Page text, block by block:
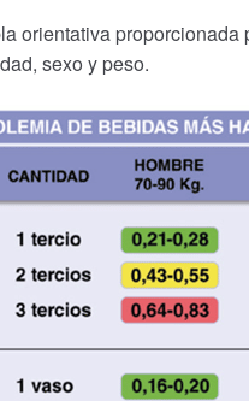
orientativa
sexo y peso.